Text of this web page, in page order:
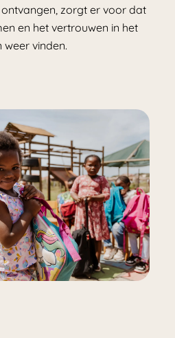
zorgt er voor dat
en het vertrouwen in het
weer vinden.